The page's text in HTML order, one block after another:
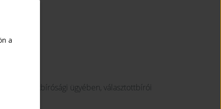
választottbírósági ügyében, választottbírói
a